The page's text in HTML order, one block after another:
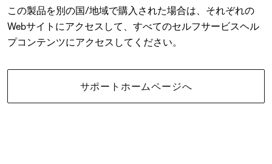
この製品を別の国/地域で購入された場合は、それぞれの
Webサイトにアクセスして、すべてのセルフサービスヘル
プコンテンツにアクセスしてください。
サポートホームページへ